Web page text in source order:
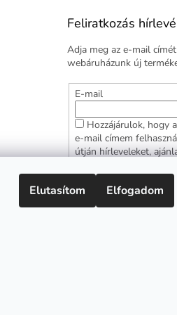
Elutasítom Elfogadom
Feliratkozás
Adja meg az e-mail
webáruházunk új
E-mail
Hozzájárulok, hogy
e-mail címem
útján hírleveleket,
hozzájárulásom
FELIRATKOZÁS